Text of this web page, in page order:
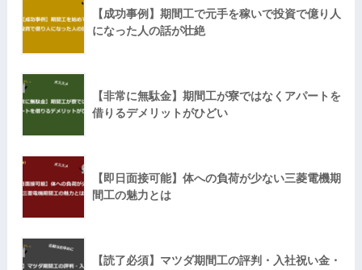
【成功事例】期間工で元手を稼いで投資で億り人
になった人の話が壮絶
【非常に無駄金】期間工が寮ではなくアパートを
借りるデメリットがひどい
【即日面接可能】体への負荷が少ない三菱電機期
間工の魅力とは
【読了必須】マツダ期間工の評判・入社祝い金・